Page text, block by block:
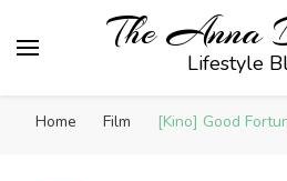
The Anna
Lifestyle
Home Film [Kino] Good